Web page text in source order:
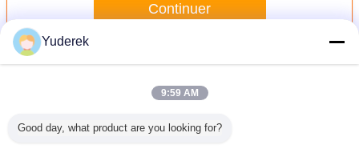
Continuer
PlusDessiccateur de jet centrifuge
Yuderek
9:59 AM
Good day, what product are you looking for?